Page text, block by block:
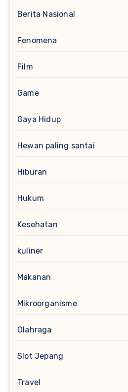
Berita Nasional
Fenomena
Film
Game
Gaya Hidup
Hewan paling santai
Hiburan
Hukum
Kesehatan
kuliner
Makanan
Mikroorganisme
Olahraga
Slot Jepang
Travel